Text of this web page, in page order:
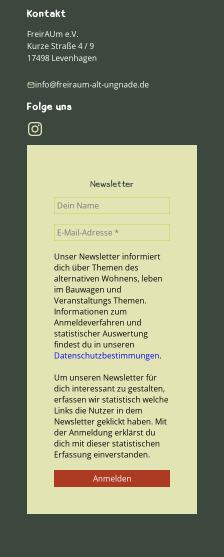
Kontakt
FreirAUm e.V.
Kurze Straße 4 / 9
17498 Levenhagen
info@freiraum-alt-ungnade.de
Folge uns
Newsletter
Unser Newsletter informiert
dich über Themen des
alternativen Wohnens, leben
im Bauwagen und
Veranstaltungs Themen.
Informationen zum
Anmeldeverfahren und
statistischer Auswertung
findest du in unseren
Datenschutzbestimmungen.
Um unseren Newsletter für
dich interessant zu gestalten,
erfassen wir statistisch welche
Links die Nutzer in dem
Newsletter geklickt haben. Mit
der Anmeldung erklärst du
dich mit dieser statistischen
Erfassung einverstanden.